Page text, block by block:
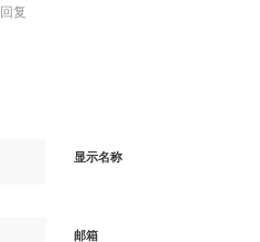
回复
显示名称
邮箱